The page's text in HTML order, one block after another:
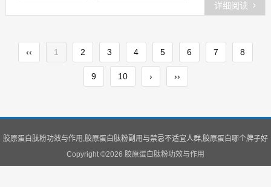
详细阅读
‹‹ 1 2 3 4 5 6 7 8
9 10 › ››
胶原蛋白肽粉功效与作用,胶原蛋白肽粉副用与禁忌不适宜人群,胶原蛋白哪个牌子好
Copyright ©2026 胶原蛋白肽粉功效与作用